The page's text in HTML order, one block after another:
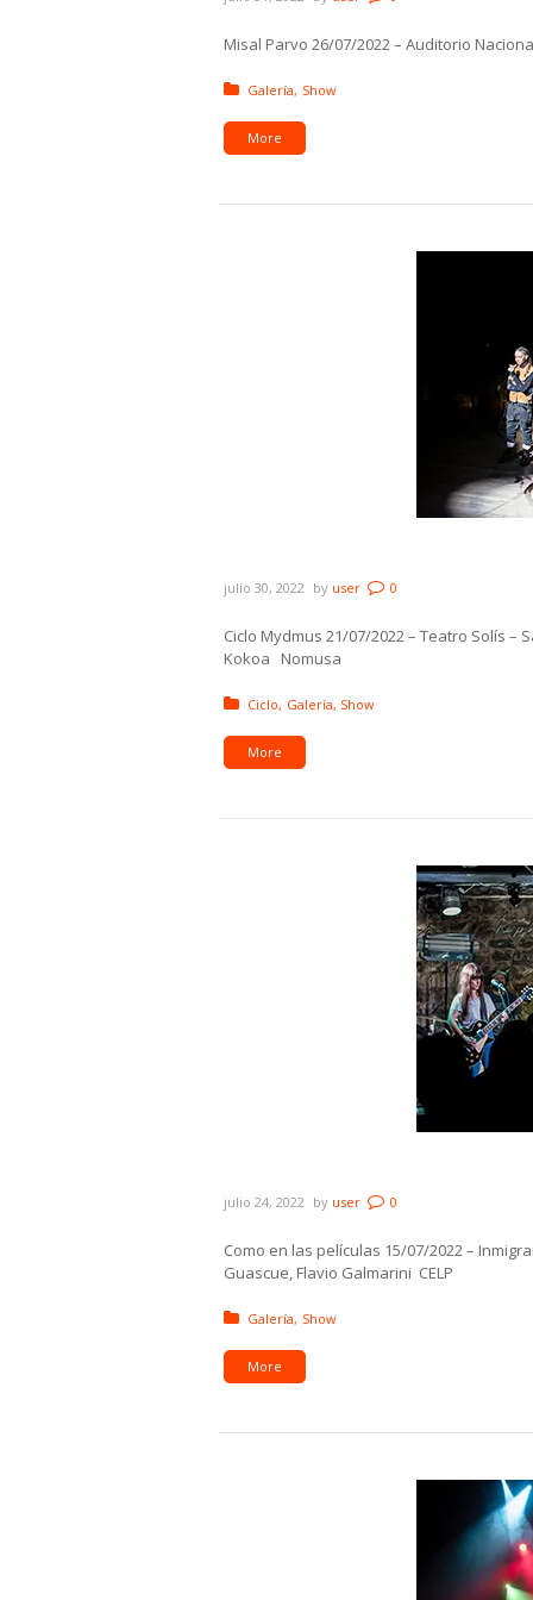
Misal Parvo 26/07/2022 – Auditorio
Posted in:
Galería Show
More
julio 30, 2022 by user 0
Ciclo Mydmus 21/07/2022 – Teatro Solís –
Kokoa Nomusa
Posted in:
Ciclo Galería Show
More
julio 24, 2022 by user 0
Como en las películas 15/07/2022 –
Guascue, Flavio Galmarini CELP
Posted in:
Galería Show
More